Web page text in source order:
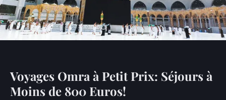
Voyages Omra à Petit Prix: Séjours à
Moins de 800 Euros!